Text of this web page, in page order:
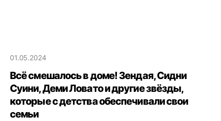
01.05.2024
Всё смешалось в доме! Зендая, Сидни
Суини, Деми Ловато и другие звёзды,
которые с детства обеспечивали свои
семьи